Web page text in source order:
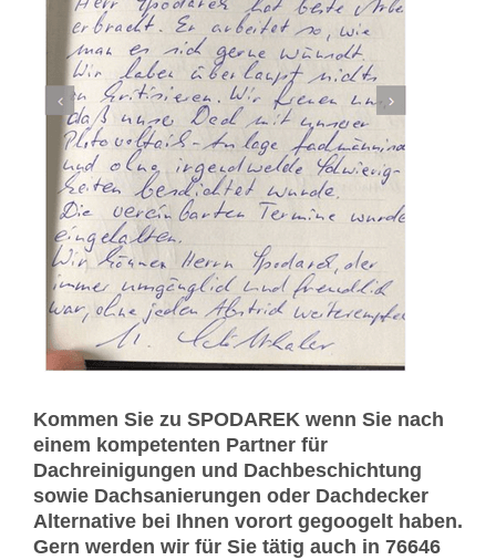
Kommen Sie zu SPODAREK wenn Sie nach
einem kompetenten Partner für
Dachreinigungen und Dachbeschichtung
sowie Dachsanierungen oder Dachdecker
Alternative bei Ihnen vorort gegoogelt haben.
Gern werden wir für Sie tätig auch in 76646